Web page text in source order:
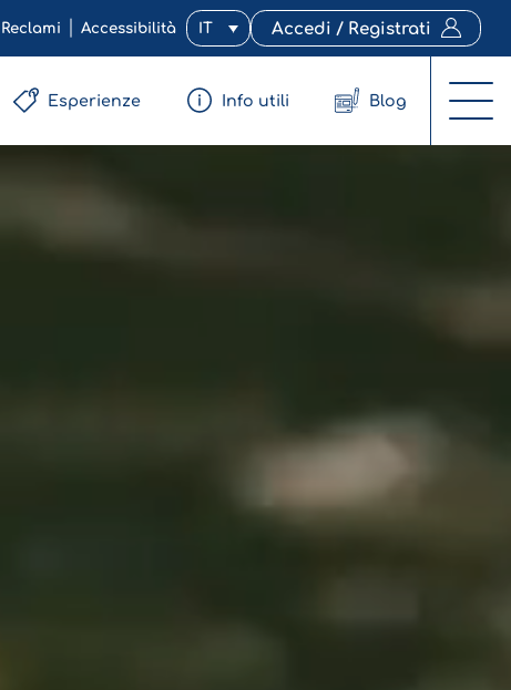
Reclami Accessibilità IT Accedi / Registrati
Esperienze Info utili Blog